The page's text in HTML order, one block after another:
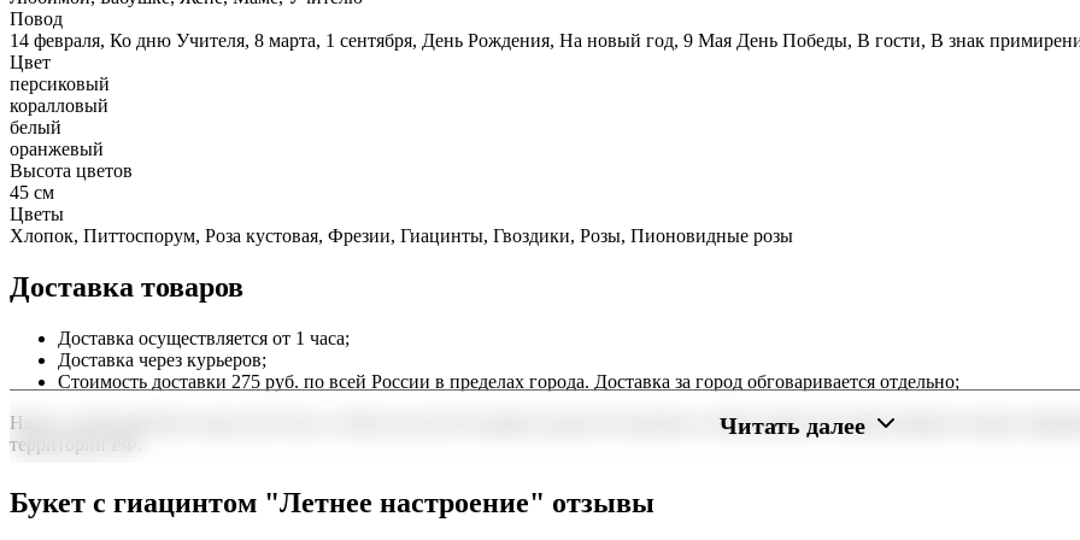
Повод
14 февраля, Ко дню Учителя, 8 марта, 1 сентября, День Рождения, На новый год, 9 Мая День Победы, В гости, В знак
Цвет
персиковый
коралловый
белый
оранжевый
Высота цветов
45 см
Цветы
Хлопок, Питтоспорум, Роза кустовая, Фрезии, Гиацинты, Гвоздики, Розы, Пионовидные розы
Доставка товаров
Доставка осуществляется от 1 часа;
Доставка через курьеров;
Стоимость доставки 275 руб. по всей России в пределах города. Доставка за город обговаривается отдельно;
Наша служба работает круглосуточно, чтобы вы могли подарить радость близким в любое время. В нашем маркете можно
территории РФ.
точность до минуты. Выбирайте, где купить и сколько стоит подходящий вариант — быстрая доставка работает для вас сегодня
Читать далее
Букет с гиацинтом "Летнее настроение" отзывы